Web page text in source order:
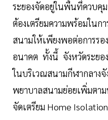
ระยองจัดอยู่ในพื้นที่ควบ
ต้องเตรียมความพร้อมในก
สนามให้เพียงพอต่อการร
อนาคต ทั้งนี้ จังหวัดระยอ
ในบริเวณสนามกีฬากลางจั
พยาบาลสนามย่อยเพิ่มต
จัดเตรียม Home